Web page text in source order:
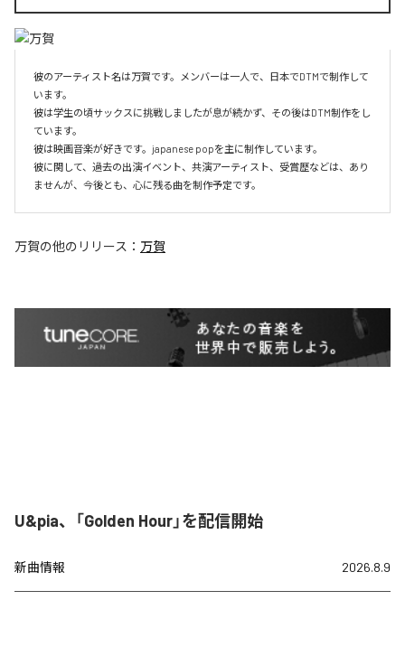
彼のアーティスト名は万賀です。メンバーは一人で、日本でDTMで制作して
います。
彼は学生の頃サックスに挑戦しましたが息が続かず、その後はDTM制作をし
ています。
彼は映画音楽が好きです。japanese popを主に制作しています。
彼に関して、過去の出演イベント、共演アーティスト、受賞歴などは、あり
ませんが、今後とも、心に残る曲を制作予定です。
万賀の他のリリース： 万賀
U&pia、「Golden Hour」を配信開始
新曲情報 2026.8.9